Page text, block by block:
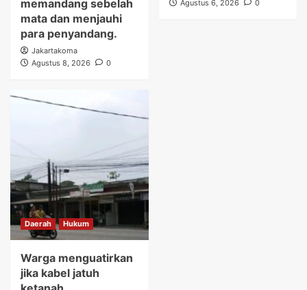
memandang sebelah
mata dan menjauhi
para penyandang.
Jakartakoma
Agustus 8, 2026
0
Agustus 6, 2026
0
Daerah Hukum
Warga menguatirkan
jika kabel jatuh